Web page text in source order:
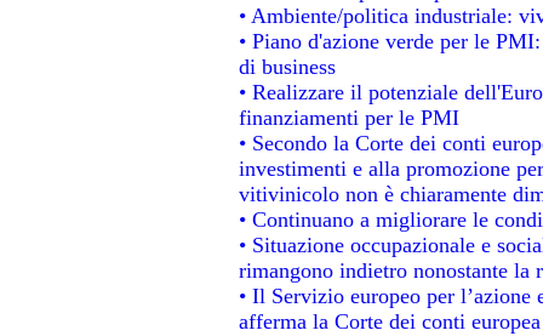
• Ambiente/politica industriale:
• Piano d'azione verde per le
di business
• Realizzare il potenziale
finanziamenti per le PMI
• Secondo la Corte dei conti
investimenti e alla promozione
vitivinicolo non è chiaramente
• Continuano a migliorare le
• Situazione occupazionale e
rimangono indietro nonostante la
• Il Servizio europeo per l’azione
afferma la Corte dei conti europea